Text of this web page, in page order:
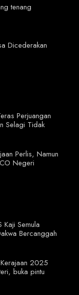
tenang
Dicederakan
Perjuangan
Selagi Tidak
Perlis, Namun
Negeri
Semula
Bercanggah
2025
buka pintu